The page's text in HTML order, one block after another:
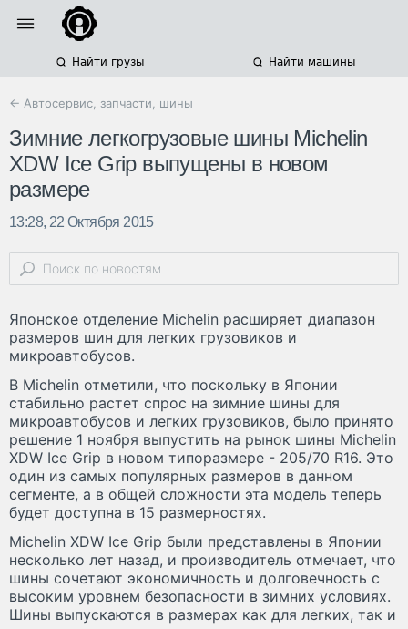
Найти грузы Найти машины
← Автосервис, запчасти, шины
Зимние легкогрузовые шины Michelin
XDW Ice Grip выпущены в новом
размере
13:28, 22 Октября 2015
Японское отделение Michelin расширяет диапазон
размеров шин для легких грузовиков и
микроавтобусов.
В Michelin отметили, что поскольку в Японии
стабильно растет спрос на зимние шины для
микроавтобусов и легких грузовиков, было принято
решение 1 ноября выпустить на рынок шины Michelin
XDW Ice Grip в новом типоразмере - 205/70 R16. Это
один из самых популярных размеров в данном
сегменте, а в общей сложности эта модель теперь
будет доступна в 15 размерностях.
Michelin XDW Ice Grip были представлены в Японии
несколько лет назад, и производитель отмечает, что
шины сочетают экономичность и долговечность с
высоким уровнем безопасности в зимних условиях.
Шины выпускаются в размерах как для легких, так и